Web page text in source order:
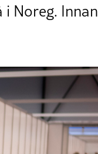
i Noreg. Innan